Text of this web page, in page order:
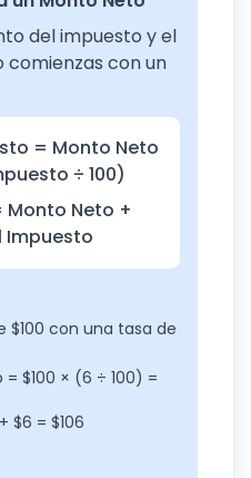
del impuesto y el
con un
= Monto Neto
÷ 100)
Monto Neto +
Impuesto
con una tasa de
$100 × (6 ÷ 100) =
$6 = $106